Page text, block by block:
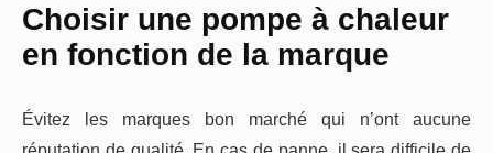
Choisir une pompe à chaleur
en fonction de la marque
Évitez les marques bon marché qui n’ont aucune